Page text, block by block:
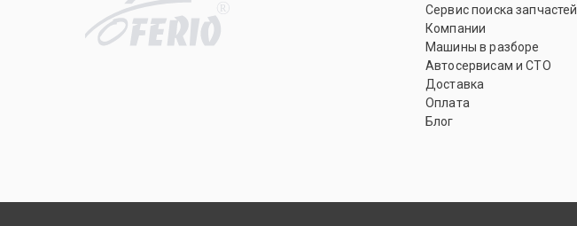
R
Сервис поиска запчастей
Компании
Машины в разборе
Автосервисам и СТО
Доставка
Оплата
Блог